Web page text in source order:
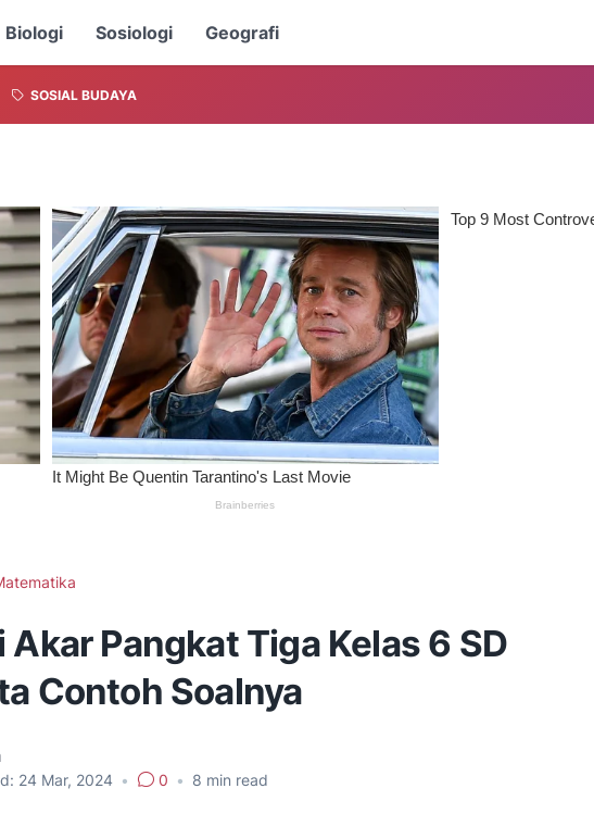
Biologi Sosiologi Geografi
SOSIAL BUDAYA
Akar Pangkat Tiga Kelas 6 SD
Contoh Soalnya
24 Mar, 2024 • 0 • 8 min read